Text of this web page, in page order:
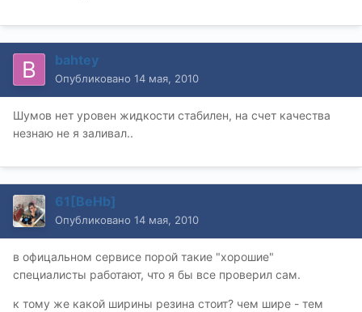
bahtey
Опубликовано 14 мая, 2010
Шумов нет уровен жидкости стабилен, на счет качества
незнаю не я заливал..
61[BeHb]
Опубликовано 14 мая, 2010
в офицальном сервисе порой такие "хорошие"
специалисты работают, что я бы все проверил сам.
к тому же какой ширины резина стоит? чем шире - тем